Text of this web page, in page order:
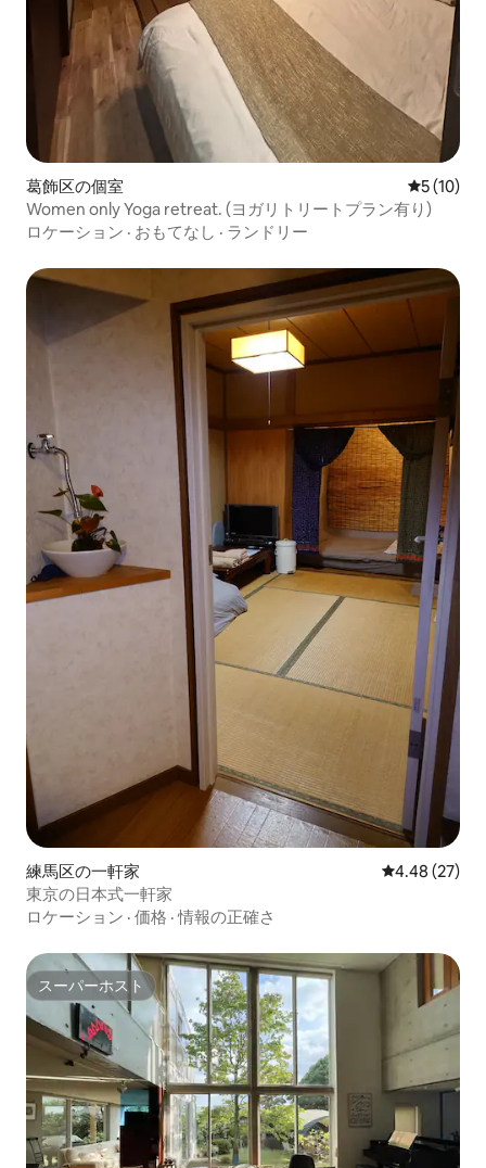
葛飾区の個室 レビュー
5 (10)
Women only Yoga retreat. (ヨガリトリートプラン有り)
ロケーション · おもてなし · ランドリー
練馬区の一軒家 レビュー27
4.48 (27)
東京の日本式一軒家
ロケーション · 価格 ·情報の正確さ
スーパーホスト
スーパーホスト